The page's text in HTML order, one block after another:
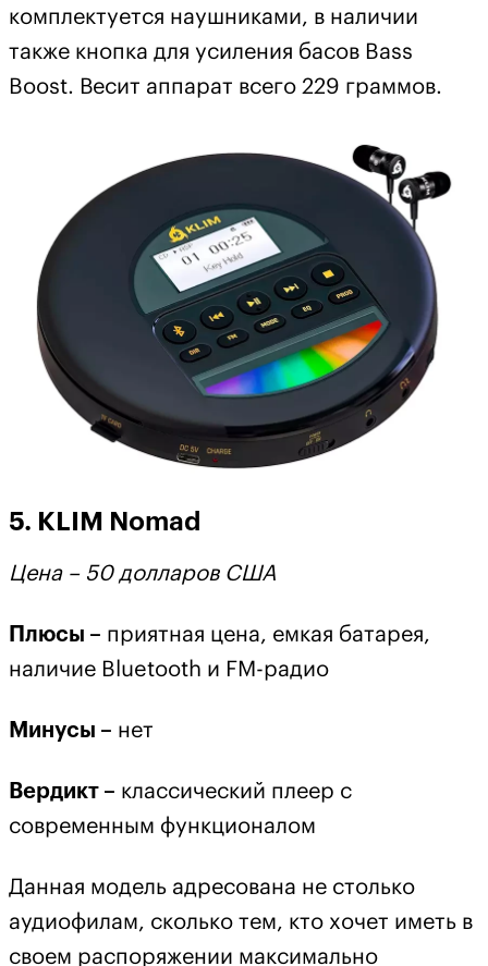
комплектуется наушниками, в наличии
также кнопка для усиления басов Bass
Boost. Весит аппарат всего 229 граммов.
5. KLIM Nomad
Цена – 50 долларов США
Плюсы – приятная цена, емкая батарея,
наличие Bluetooth и FM-радио
Минусы – нет
Вердикт – классический плеер с
современным функционалом
Данная модель адресована не столько
аудиофилам, сколько тем, кто хочет иметь в
своем распоряжении максимально